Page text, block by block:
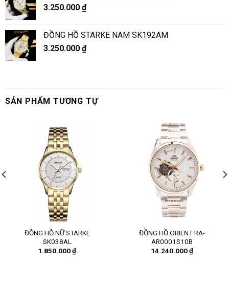
3.250.000 ₫
ĐỒNG HỒ STARKE NAM SK192AM
3.250.000 ₫
SẢN PHẨM TƯƠNG TỰ
ĐỒNG HỒ NỮ STARKE
SK038AL
1.850.000₫
ĐỒNG HỒ ORIENT RA-
AR0001S10B
14.240.000₫